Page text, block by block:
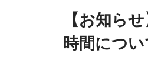
【お知ら
時間につい